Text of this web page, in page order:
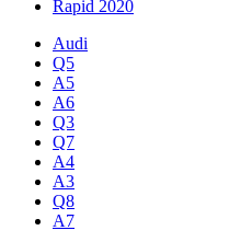
Rapid 2020
Audi
Q5
A5
A6
Q3
Q7
A4
A3
Q8
A7